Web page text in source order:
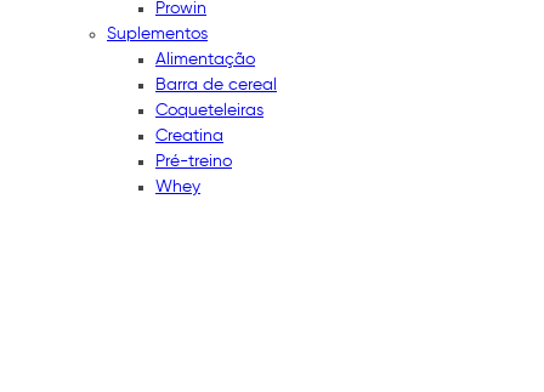
Prowin
Suplementos
Alimentação
Barra de cereal
Coqueteleiras
Creatina
Pré-treino
Whey